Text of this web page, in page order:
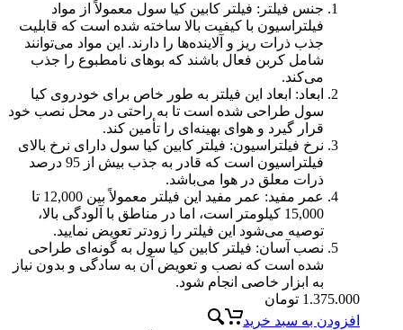
جنس فیلتر: فیلتر کابین کیا سول معمولاً از مواد
فیلتراسیون با کیفیت بالا ساخته شده است که قابلیت
جذب ذرات ریز و آلاینده‌ها را دارند. این مواد می‌توانند
شامل کربن فعال باشند که بوهای نامطبوع را جذب
می‌کند.
ابعاد: ابعاد این فیلتر به طور خاص برای خودروی کیا
سول طراحی شده است تا به راحتی در محل نصب خود
قرار گیرد و هوای بهینه‌ای را تأمین کند.
نرخ فیلتراسیون: فیلتر کابین کیا سول دارای نرخ بالای
فیلتراسیون است که قادر به جذب بیش از 95 درصد
ذرات معلق در هوا می‌باشد.
عمر مفید: عمر مفید این فیلتر معمولاً بین 12,000 تا
15,000 کیلومتر است، اما در مناطق با آلودگی بالا،
توصیه می‌شود این فیلتر را زودتر تعویض نمایید.
نصب آسان: فیلتر کابین کیا سول به گونه‌ای طراحی
شده است که نصب و تعویض آن به سادگی و بدون نیاز
به ابزار خاصی انجام شود.
1.375.000 تومان
افزودن به سبد خرید